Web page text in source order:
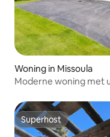
Woning in Missoula
Moderne woning met
Superhost
Superhost